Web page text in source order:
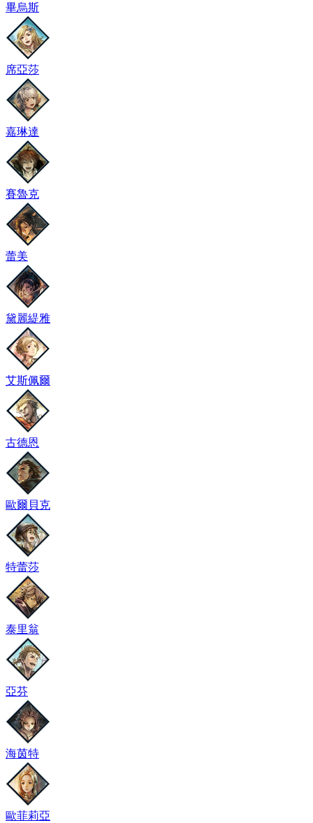
畢烏斯
席亞莎
嘉琳達
賽魯克
蕾美
黛麗緹雅
艾斯佩爾
古德恩
歐爾貝克
特蕾莎
泰里翁
亞芬
海茵特
歐菲莉亞